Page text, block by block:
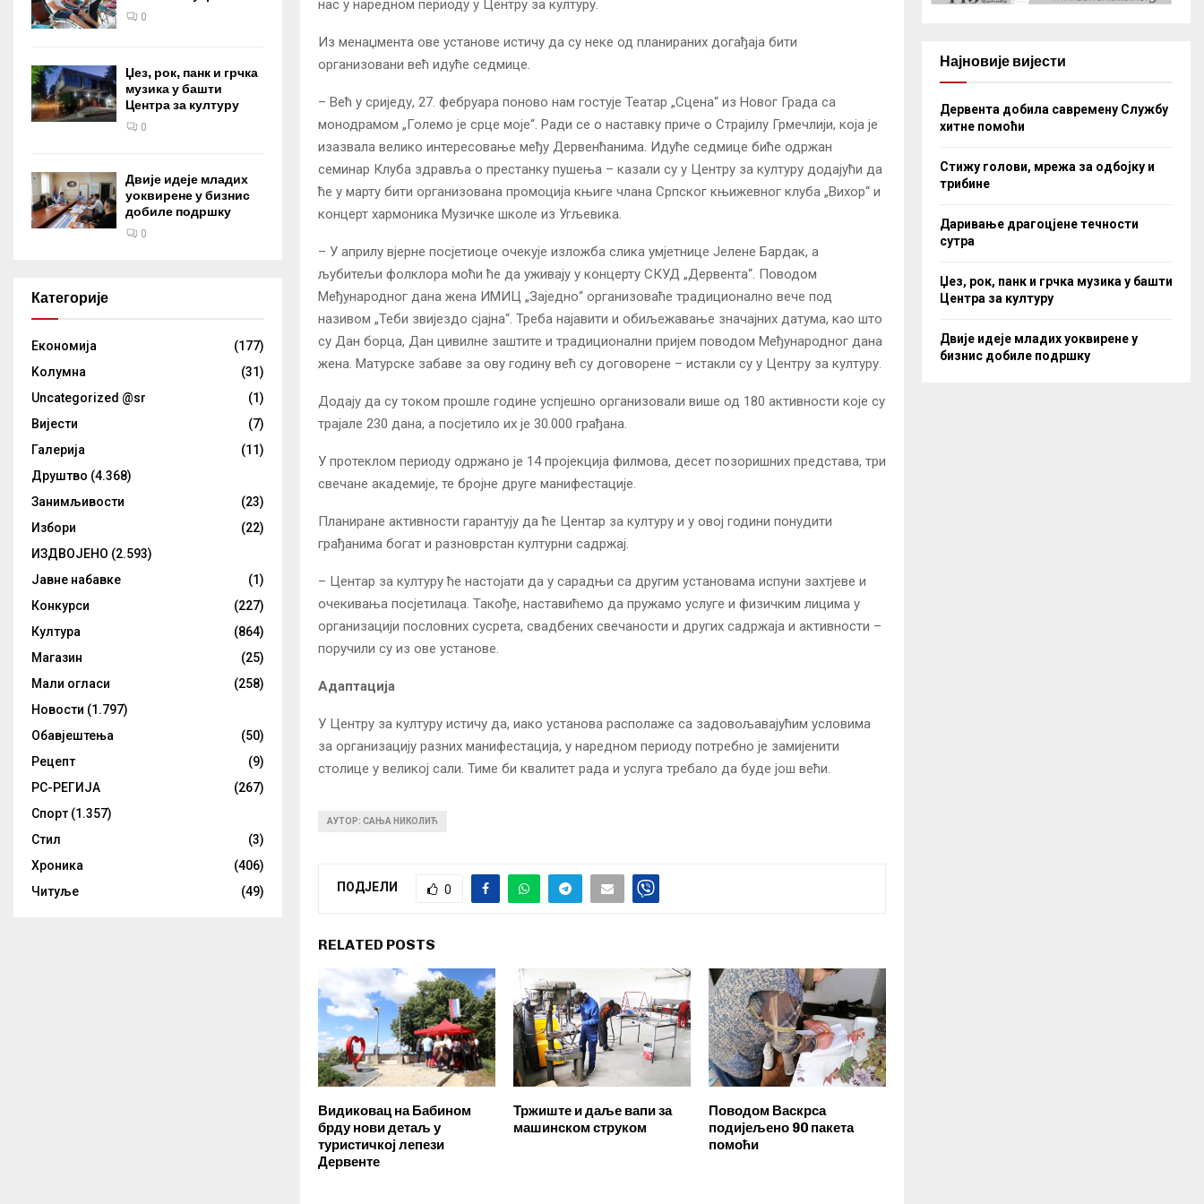
нас у наредном периоду у Центру за културу.
Из менаџмента ове установе истичу да су неке од планираних догађаја бити
организовани већ идуће седмице.
– Већ у сриједу, 27. фебруара поново нам гостује Театар „Сцена“ из Новог Града са
монодрамом „Големо је срце моје“. Ради се о наставку приче о Страјилу Грмечлији, која је
изазвала велико интересовање међу Дервенћанима. Идуће седмице биће одржан
семинар Клуба здравља о престанку пушења – казали су у Центру за културу додајући да
ће у марту бити организована промоција књиге члана Српског књижевног клуба „Вихор“ и
концерт хармоника Музичке школе из Угљевика.
– У априлу вјерне посјетиоце очекује изложба слика умјетнице Јелене Бардак, а
љубитељи фолклора моћи ће да уживају у концерту СКУД „Дервента“. Поводом
Међународног дана жена ИМИЦ „Заједно“ организоваће традиционално вече под
називом „Теби звијездо сјајна“. Треба најавити и обиљежавање значајних датума, као што
су Дан борца, Дан цивилне заштите и традиционални пријем поводом Међународног дана
жена. Матурске забаве за ову годину већ су договорене – истакли су у Центру за културу.
Додају да су током прошле године успјешно организовали више од 180 активности које су
трајале 230 дана, а посјетило их је 30.000 грађана.
У протеклом периоду одржано је 14 пројекција филмова, десет позоришних представа, три
свечане академије, те бројне друге манифестације.
Планиране активности гарантују да ће Центар за културу и у овој години понудити
грађанима богат и разноврстан културни садржај.
– Центар за културу ће настојати да у сарадњи са другим установама испуни захтјеве и
очекивања посјетилаца. Такође, наставићемо да пружамо услуге и физичким лицима у
организацији пословних сусрета, свадбених свечаности и других садржаја и активности –
поручили су из ове установе.
Адаптација
У Центру за културу истичу да, иако установа располаже са задовољавајућим условима
за организацију разних манифестација, у наредном периоду потребно је замијенити
столице у великој сали. Тиме би квалитет рада и услуга требало да буде још већи.
АУТОР: САЊА НИКОЛИЋ
ПОДЈЕЛИ 0
RELATED POSTS
Видиковац на Бабином
брду нови детаљ у
туристичкој лепези
Дервенте
Тржиште и даље вапи за
машинском струком
Поводом Васкрса
подијељено 90 пакета
помоћи
0
Џез, рок, панк и грчка
музика у башти
Центра за културу
0
Двије идеје младих
уоквирене у бизнис
добиле подршку
0
Категорије
Eкономија
(177)
Kолумнa
(31)
Uncategorized @sr
(1)
Вијести
(7)
Галерија
(11)
Друштво (4.368)
Занимљивости
(23)
Избори
(22)
ИЗДВОЈЕНО (2.593)
Јавне набавке
(1)
Конкурси
(227)
Култура
(864)
Магазин
(25)
Мали огласи
(258)
Новости (1.797)
Обавјештења
(50)
Рецепт
(9)
РС-РЕГИЈА
(267)
Спорт (1.357)
Стил
(3)
Хроника
(406)
Читуље
(49)
Најновије вијести
Дервента добила савремену Службу
хитне помоћи
Стижу голови, мрежа за одбојку и
трибине
Даривање драгоцјене течности
сутра
Џез, рок, панк и грчка музика у башти
Центра за културу
Двије идеје младих уоквирене у
бизнис добиле подршку